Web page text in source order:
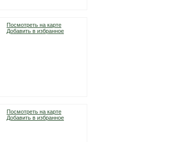
Посмотреть на карте
Добавить в избранное
Посмотреть на карте
Добавить в избранное